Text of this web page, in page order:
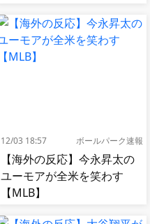
12/03 18:57 ボールパーク速報
【海外の反応】今永昇太の
ユーモアが全米を笑わす
【MLB】